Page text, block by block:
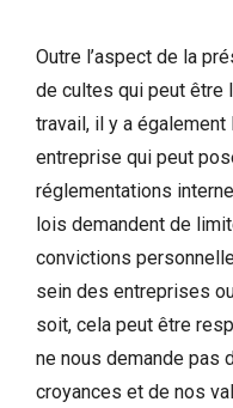
Outre l’aspect de la
de cultes qui peut être
travail, il y a
entreprise qui peut
réglementations
lois demandent de
convictions
sein des entreprises
soit, cela peut être
ne nous demande pas
croyances et de nos